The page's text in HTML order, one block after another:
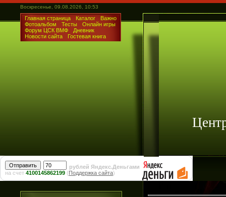
Воскресенье, 09.08.2026, 10:53
Главная страница Каталог
Важно
Фотоальбом
Тесты
Онлайн игры
Форум ЦСК ВМФ
Дневник
Новости сайта
Гостевая книга
рублей Яндекс.Деньгами
на счет 4100145862199 (Поддержка сайта)